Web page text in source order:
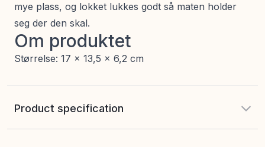
mye plass, og lokket lukkes godt så maten holder
seg der den skal.
Om produktet
Størrelse: 17 x 13,5 x 6,2 cm
Product specification